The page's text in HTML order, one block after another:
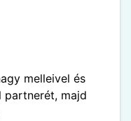
melleivel és
majd